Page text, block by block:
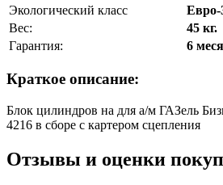
Экологический класс
Евро-
Вес:
45 кг.
Гарантия:
6
Краткое описание:
Блок цилиндров на для а/м ГАЗель
4216 в сборе с картером сцепления
Отзывы и оценки